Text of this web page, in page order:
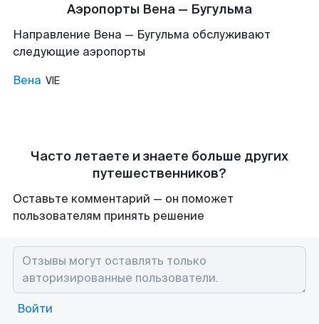
Аэропорты Вена — Бугульма
Направление Вена — Бугульма обслуживают
следующие аэропорты
Вена VIE
Часто летаете и знаете больше других
путешественников?
Оставьте комментарий — он поможет
пользователям принять решение
Войти